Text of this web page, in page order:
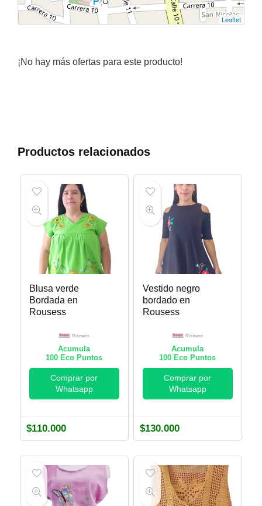
Leaflet
¡No hay más ofertas para este producto!
Productos relacionados
Blusa verde
Bordada en
Rousess
Rousess
Acumula
100 Eco Puntos
Comprar por
Whatsapp
$110.000
Vestido negro
bordado en
Rousess
Rousess
Acumula
100 Eco Puntos
Comprar por
Whatsapp
$130.000